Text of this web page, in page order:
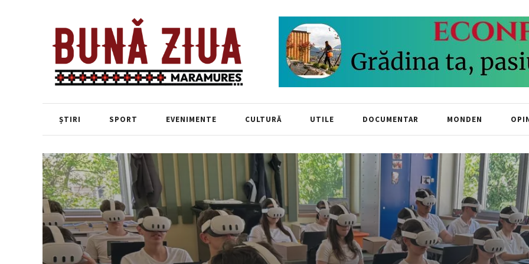
ȘTIRI SPORT EVENIMENTE CULTURĂ UTILE DOCUMENTAR MONDEN